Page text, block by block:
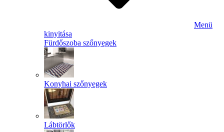
Menü
kinyitása
Fürdőszoba szőnyegek
Konyhai szőnyegek
Lábtörlők